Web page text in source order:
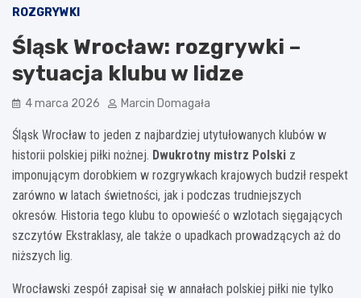
ROZGRYWKI
Śląsk Wrocław: rozgrywki –
sytuacja klubu w lidze
4 marca 2026 Marcin Domagała
Śląsk Wrocław to jeden z najbardziej utytułowanych klubów w
historii polskiej piłki nożnej. Dwukrotny mistrz Polski z
imponującym dorobkiem w rozgrywkach krajowych budził respekt
zarówno w latach świetności, jak i podczas trudniejszych
okresów. Historia tego klubu to opowieść o wzlotach sięgających
szczytów Ekstraklasy, ale także o upadkach prowadzących aż do
niższych lig.
Wrocławski zespół zapisał się w annałach polskiej piłki nie tylko